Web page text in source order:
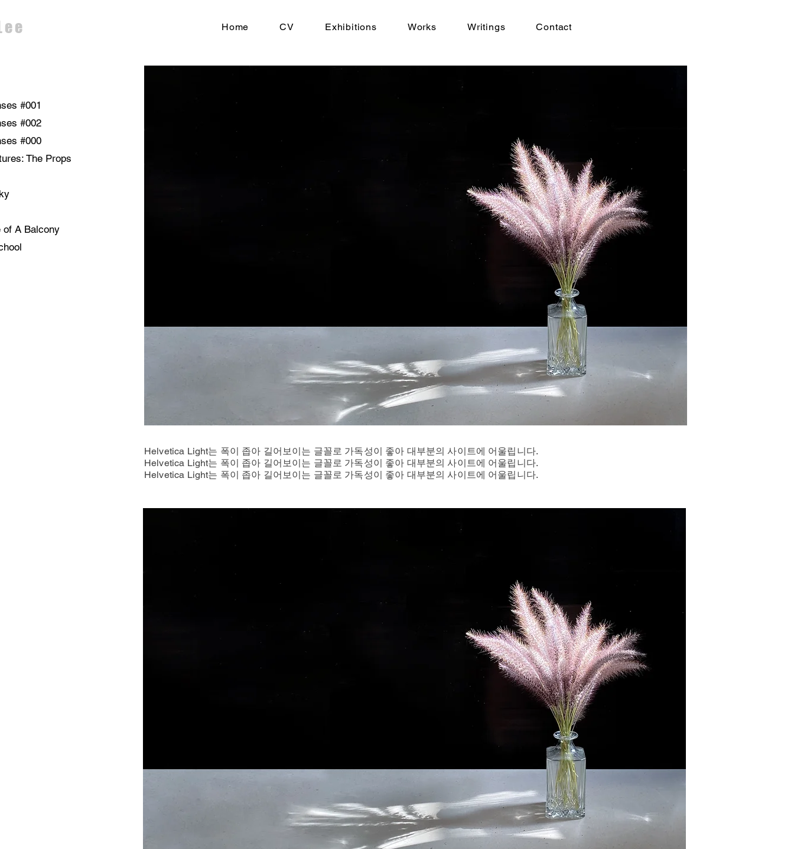
Home CV Exhibitions Works Writings Contact
#001
#002
#000
The Props
of A Balcony
Helvetica Light는 폭이 좁아 길어보이는 글꼴로 가독성이 좋아 대부분의 사이트에 어울립니다.
Helvetica Light는 폭이 좁아 길어보이는 글꼴로 가독성이 좋아 대부분의 사이트에 어울립니다.
Helvetica Light는 폭이 좁아 길어보이는 글꼴로 가독성이 좋아 대부분의 사이트에 어울립니다.